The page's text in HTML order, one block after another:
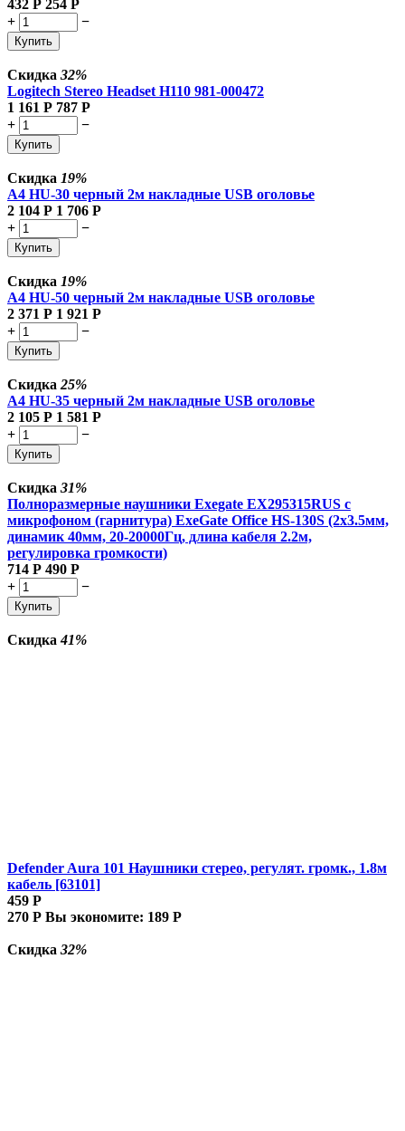
432 Р 254 Р
+
−
Купить
Скидка 32%
Logitech Stereo Headset H110 981-000472
1 161 Р 787 Р
+
−
Купить
Скидка 19%
A4 HU-30 черный 2м накладные USB оголовье
2 104 Р 1 706 Р
+
−
Купить
Скидка 19%
A4 HU-50 черный 2м накладные USB оголовье
2 371 Р 1 921 Р
+
−
Купить
Скидка 25%
A4 HU-35 черный 2м накладные USB оголовье
2 105 Р 1 581 Р
+
−
Купить
Скидка 31%
Полноразмерные наушники Exegate EX295315RUS с
микрофоном (гарнитура) ExeGate Office HS-130S (2x3.5мм,
динамик 40мм, 20-20000Гц, длина кабеля 2.2м,
регулировка громкости)
714 Р 490 Р
+
−
Купить
Скидка41%
Defender Aura 101 Наушники стерео, регулят. громк., 1.8м
кабель [63101]
459 Р
270 Р Вы экономите: 189 Р
Скидка 32%